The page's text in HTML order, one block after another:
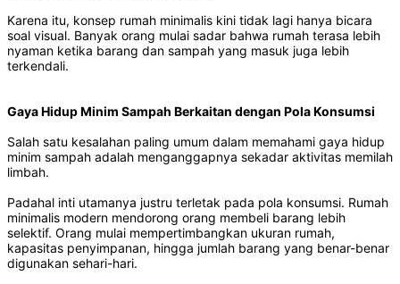
Karena itu, konsep rumah minimalis kini tidak lagi hanya bicara
soal visual. Banyak orang mulai sadar bahwa rumah terasa lebih
nyaman ketika barang dan sampah yang masuk juga lebih
terkendali.
Gaya Hidup Minim Sampah Berkaitan dengan Pola Konsumsi
Salah satu kesalahan paling umum dalam memahami gaya hidup
minim sampah adalah menganggapnya sekadar aktivitas memilah
limbah.
Padahal inti utamanya justru terletak pada pola konsumsi. Rumah
minimalis modern mendorong orang membeli barang lebih
selektif. Orang mulai mempertimbangkan ukuran rumah,
kapasitas penyimpanan, hingga jumlah barang yang benar-benar
digunakan sehari-hari.